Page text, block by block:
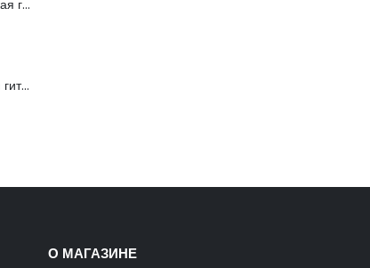
FFG-1040SB Акустическая гитара, санберст, с вырезом, Foix
C901T-BS Акустическая гитара, с вырезом, санберст, Caraya
О МАГАЗИНЕ